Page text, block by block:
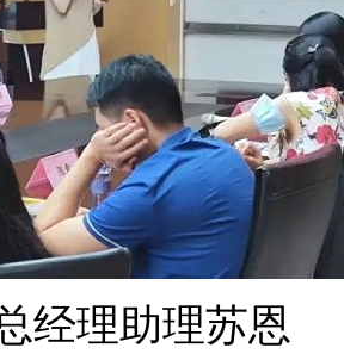
经理助理苏恩